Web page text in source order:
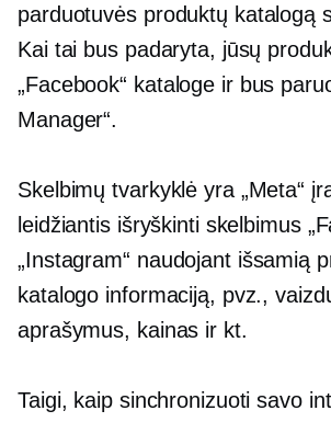
parduotuvės produktų katalogą
Kai tai bus padaryta, jūsų
„Facebook“ kataloge ir bus
Manager“.
Skelbimų tvarkyklė yra „Meta“
leidžiantis išryškinti skelbimus
„Instagram“ naudojant išsamią
katalogo informaciją, pvz.,
aprašymus, kainas ir kt.
Taigi, kaip sinchronizuoti savo